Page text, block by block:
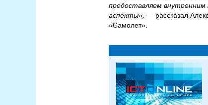
предоставляем
аспекты», — рассказал
«Самолет».